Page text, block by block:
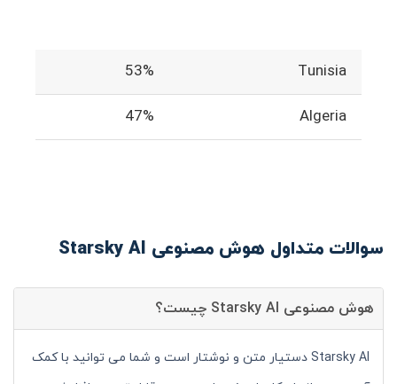
Tunisia
53%
Algeria
47%
سوالات متداول هوش مصنوعی Starsky AI
هوش مصنوعی Starsky AI چیست؟
Starsky AI دستیار متن و نوشتار است و شما می توانید با کمک